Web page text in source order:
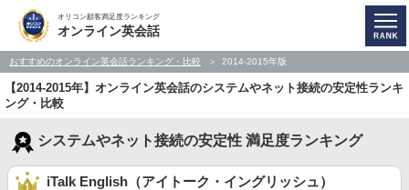
オリコン顧客満足度ランキング
オンライン英会話
おすすめのオンライン英会話ランキング・比較 2014-2015年版
【2014-2015年】オンライン英会話のシステムやネット接続の安定性ランキ
ング・比較
システムやネット接続の安定性 満足度ランキング
iTalk English（アイトーク・イングリッシュ）